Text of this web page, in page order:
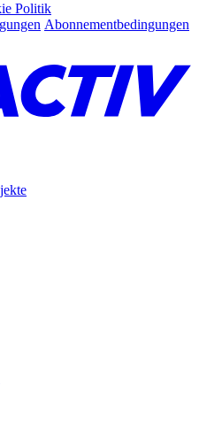
Politik
Abonnementbedingungen